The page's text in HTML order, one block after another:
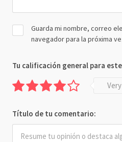
Guarda mi nombre, correo
navegador para la próxima
Tu calificación general para
Título de tu comentario: